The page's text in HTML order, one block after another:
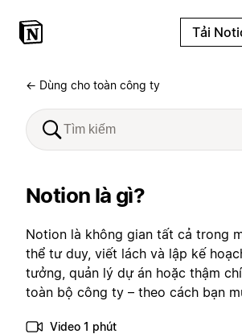
Tải
← Dùng cho toàn công ty
Notion là gì?
Notion là không gian tất cả trong
thể tư duy, viết lách và lập kế
tưởng, quản lý dự án hoặc thậm
toàn bộ công ty – theo cách bạn
Video 1 phút